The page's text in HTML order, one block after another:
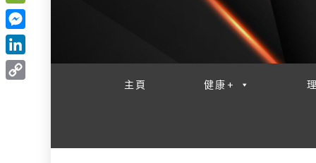
主頁 健康+
h
a
t
s
W
e
C
h
M
e
s
L
i